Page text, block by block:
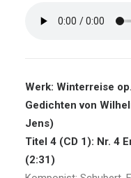
Werk: Winterreise
Gedichten von
Jens)
Titel 4 (CD 1): Nr. 4
(2:31)